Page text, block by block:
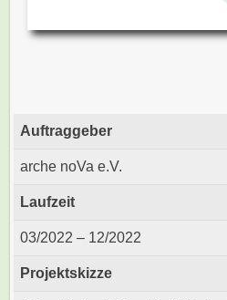
Auftraggeber
arche noVa e.V.
Laufzeit
03/2022 – 12/2022
Projektskizze